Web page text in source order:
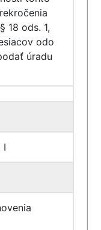
18 ods. 1,
odo
úradu
I